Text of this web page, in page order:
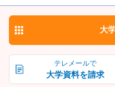
テレメールで
大学資料を請求
大